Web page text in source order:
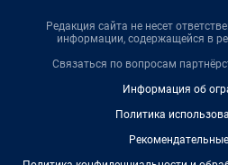
Редакция сайта не несет
информации, содержащейся в
Связаться по вопросам
Информация об
Политика